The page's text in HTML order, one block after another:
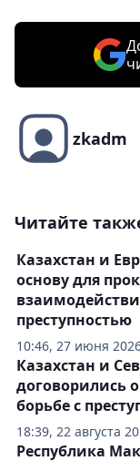
zkadm
Читайте
10:46, 27 июня
Казахстан и
основу для
преступностью
18:39, 22 августа
Казахстан и
договорились
борьбе с
Республика